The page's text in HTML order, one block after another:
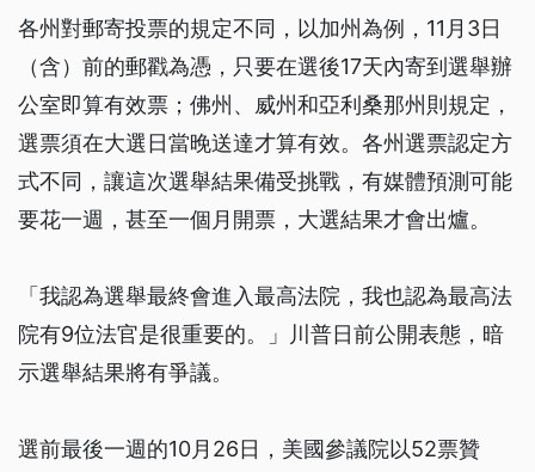
各州對郵寄投票的規定不同，以加州為例，11月3日
（含）前的郵戳為憑，只要在選後17天內寄到選舉辦
公室即算有效票；佛州、威州和亞利桑那州則規定，
選票須在大選日當晚送達才算有效。各州選票認定方
式不同，讓這次選舉結果備受挑戰，有媒體預測可能
要花一週，甚至一個月開票，大選結果才會出爐。
「我認為選舉最終會進入最高法院，我也認為最高法
院有9位法官是很重要的。」川普日前公開表態，暗
示選舉結果將有爭議。
選前最後一週的10月26日，美國參議院以52票贊